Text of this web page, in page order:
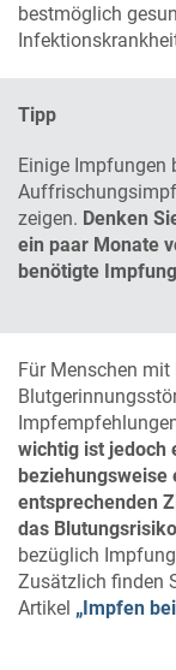
bestmöglich
Tipp
Einige Impfungen
zeigen. Denken
ein paar Monate
benötigte
Für Menschen
wichtig ist jedoch
beziehungsweise
entsprechenden
das
bezüglich
Zusätzlich finden
Artikel „Impfen